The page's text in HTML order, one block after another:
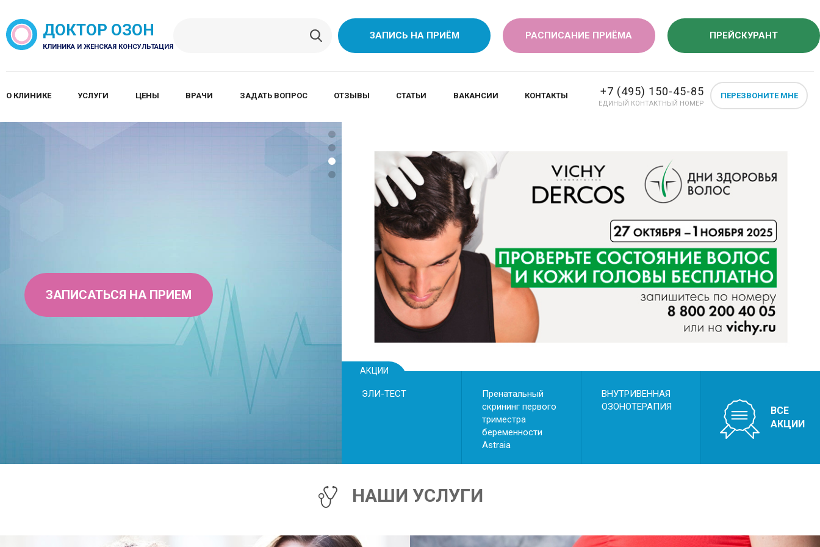
ДОКТОР ОЗОН
КЛИНИКА И ЖЕНСКАЯ КОНСУЛЬТАЦИЯ
ЗАПИСЬ НА ПРИЁМ РАСПИСАНИЕ ПРИЁМА ПРЕЙСКУРАНТ
О КЛИНИКЕ УСЛУГИ ЦЕНЫ ВРАЧИ ЗАДАТЬ ВОПРОС ОТЗЫВЫ СТАТЬИ ВАКАНСИИ КОНТАКТЫ +7 (495) 150-45-85
ЕДИНЫЙ КОНТАКТНЫЙ НОМЕР
ПЕРЕЗВОНИТЕ МНЕ
ЗАПИСАТЬСЯ НА ПРИЕМ
ПРЕНАТАЛЬНЫЙ СКРИНИНГ
ПЕРВОГО ТРИМЕСТРА
Выявления таких нарушений, как:
• задержка роста плода
• риск преждевременных родов
• риск преэклампсии
• хромосомные аномалии и пороки развития
АКЦИИ
ЭЛИ-ТЕСТ
Пренатальный
скрининг первого
триместра
беременности
Astraiа
ВНУТРИВЕННАЯ
ОЗОНОТЕРАПИЯ
ВСЕ
АКЦИИ
НАШИ УСЛУГИ